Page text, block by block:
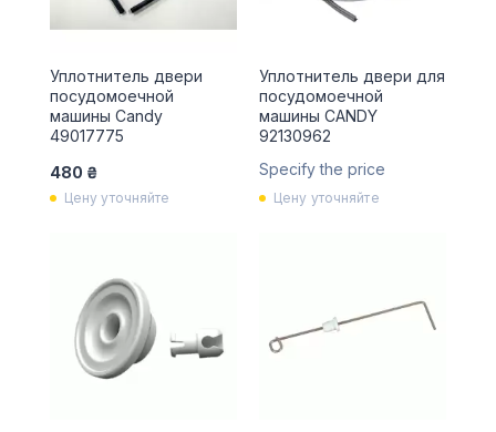
Уплотнитель двери
посудомоечной
машины Candy
49017775
480 ₴
Цену уточняйте
Уплотнитель двери для
посудомоечной
машины CANDY
92130962
Specify the price
Цену уточняйте